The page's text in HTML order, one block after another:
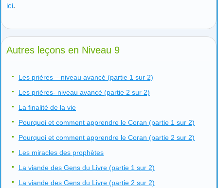
ici.
Autres leçons en Niveau 9
Les prières – niveau avancé (partie 1 sur 2)
Les prières- niveau avancé (partie 2 sur 2)
La finalité de la vie
Pourquoi et comment apprendre le Coran (partie 1 sur 2)
Pourquoi et comment apprendre le Coran (partie 2 sur 2)
Les miracles des prophètes
La viande des Gens du Livre (partie 1 sur 2)
La viande des Gens du Livre (partie 2 sur 2)